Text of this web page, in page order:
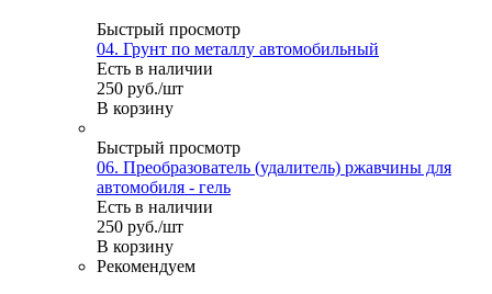
Быстрый просмотр
04. Грунт по металлу автомобильный
Есть в наличии
250 руб./шт
В корзину
Быстрый просмотр
06. Преобразователь (удалитель) ржавчины для
автомобиля - гель
Есть в наличии
250 руб./шт
В корзину
Рекомендуем